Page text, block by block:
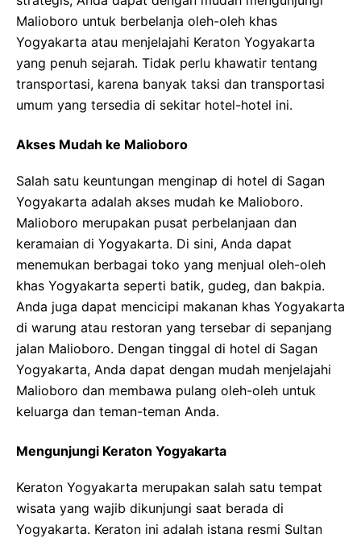
Malioboro untuk berbelanja oleh-oleh khas
Yogyakarta atau menjelajahi Keraton Yogyakarta
yang penuh sejarah. Tidak perlu khawatir tentang
transportasi, karena banyak taksi dan transportasi
umum yang tersedia di sekitar hotel-hotel ini.
Akses Mudah ke Malioboro
Salah satu keuntungan menginap di hotel di Sagan
Yogyakarta adalah akses mudah ke Malioboro.
Malioboro merupakan pusat perbelanjaan dan
keramaian di Yogyakarta. Di sini, Anda dapat
menemukan berbagai toko yang menjual oleh-oleh
khas Yogyakarta seperti batik, gudeg, dan bakpia.
Anda juga dapat mencicipi makanan khas Yogyakarta
di warung atau restoran yang tersebar di sepanjang
jalan Malioboro. Dengan tinggal di hotel di Sagan
Yogyakarta, Anda dapat dengan mudah menjelajahi
Malioboro dan membawa pulang oleh-oleh untuk
keluarga dan teman-teman Anda.
Mengunjungi Keraton Yogyakarta
Keraton Yogyakarta merupakan salah satu tempat
wisata yang wajib dikunjungi saat berada di
Yogyakarta. Keraton ini adalah istana resmi Sultan